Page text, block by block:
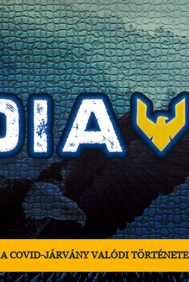
A COVID-JÁRVÁNY VALÓDI TÖRTÉNETE